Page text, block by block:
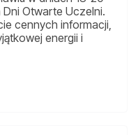
Otwarte Uczelni.
cennych informacji,
energii i